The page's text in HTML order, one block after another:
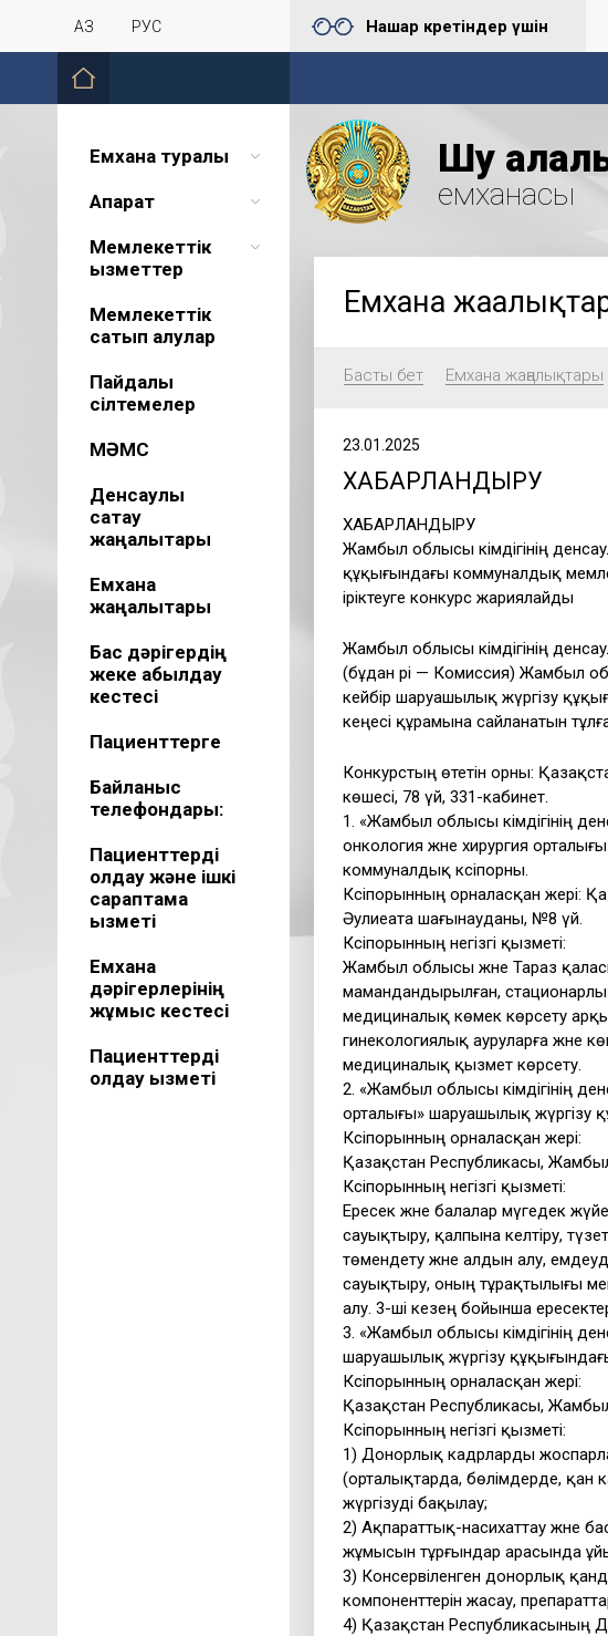
ҚАЗ РУС Нашар көретіндер үшін
Емхана туралы
Ақпарат
Мемлекеттік
қызметтер
Мемлекеттік
сатып алулар
Пайдалы
сілтемелер
МӘМС
Денсаулық
сақтау
жаңалықтары
Емхана
жаңалықтары
Бас дәрігердің
жеке қабылдау
кестесі
Пациенттерге
Байланыс
телефондары:
Пациенттерді
қолдау және ішкі
сараптама
қызметі
Емхана
дәрігерлерінің
жұмыс кестесі
Пациенттерді
қолдау қызметі
Шу
емханасы
Емхана
Басты бет Емхана жаңалықтары
23.01.2025
ХАБАРЛАНДЫРУ
ХАБАРЛАНДЫРУ
Жамбыл облысы әкімдігінің
құқығындағы коммуналдық
іріктеуге конкурс жариялайды
Жамбыл облысы әкімдігінің
(бұдан әрі — Комиссия) Жамбыл
кейбір шаруашылық жүргізу
кеңесі құрамына сайланатын
Конкурстың өтетін орны:
көшесі, 78 үй, 331-кабинет.
1. «Жамбыл облысы әкімдігінің
онкология және хирургия
коммуналдық кәсіпорны.
Кәсіпорынның орналасқан жері:
Әулиеата шағынауданы, №8 үй.
Кәсіпорынның негізгі қызметі:
Жамбыл облысы және Тараз
мамандандырылған,
медициналық көмек көрсету
гинекологиялық ауруларға және
медициналық қызмет көрсету.
2. «Жамбыл облысы әкімдігінің
орталығы» шаруашылық жүргізу
Кәсіпорынның орналасқан жері:
Қазақстан Республикасы,
Кәсіпорынның негізгі қызметі:
Ересек және балалар мүгедек
сауықтыру, қалпына келтіру,
төмендету және алдын алу,
сауықтыру, оның тұрақтылығы
алу. 3-ші кезең бойынша
3. «Жамбыл облысы әкімдігінің
шаруашылық жүргізу
Кәсіпорынның орналасқан жері:
Қазақстан Республикасы,
Кәсіпорынның негізгі қызметі:
1) Донорлық кадрларды
(орталықтарда, бөлімдерде, қан
жүргізуді бақылау;
2) Ақпараттық-насихаттау және
жұмысын тұрғындар арасында
3) Консервіленген донорлық
компоненттерін жасау,
4) Қазақстан Республикасының